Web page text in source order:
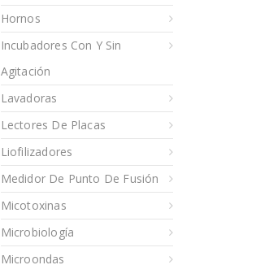
Hornos
Incubadores Con Y Sin
Agitación
Lavadoras
Lectores De Placas
Liofilizadores
Medidor De Punto De Fusión
Micotoxinas
Microbiología
Microondas